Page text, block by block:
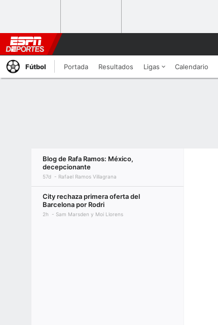
Fútbol Portada Resultados Ligas Calendario
Blog de Rafa Ramos: México,
decepcionante
57d Rafael Ramos Villagrana
City rechaza primera oferta del
Barcelona por Rodri
2h Sam Marsden y Moi Llorens